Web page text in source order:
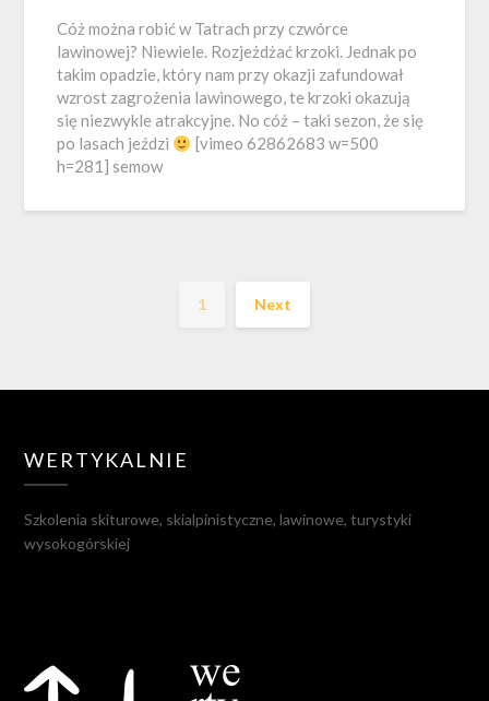
Cóż można robić w Tatrach przy czwórce
lawinowej? Niewiele. Rozjeżdżać krzoki. Jednak po
takim opadzie, który nam przy okazji zafundował
wzrost zagrożenia lawinowego, te krzoki okazują
się niezwykle atrakcyjne. No cóż – taki sezon, że się
po lasach jeździ
[vimeo 62862683 w=500
h=281] semow
1 Next
WERTYKALNIE
Szkolenia skiturowe, skialpinistyczne, lawinowe, turystyki
wysokogórskiej